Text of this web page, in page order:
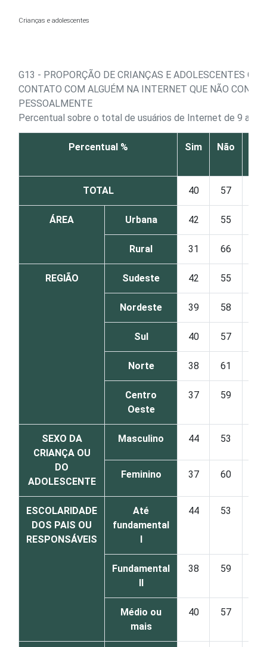
Crianças e adolescentes
G13 - PROPORÇÃO DE CRIANÇAS E ADOLESCENTES
CONTATO COM ALGUÉM NA INTERNET QUE NÃO
PESSOALMENTE
Percentual sobre o total de usuários de Internet de 9 a 17
Percentual % Sim Não
TOTAL 40 57
ÁREA Urbana 42 55
Rural 31 66
REGIÃO Sudeste 42 55
Nordeste 39 58
Sul 40 57
Norte 38 61
Centro
Oeste
37 59
SEXO DA
CRIANÇA OU
DO
ADOLESCENTE
Masculino 44 53
Feminino 37 60
ESCOLARIDADE
DOS PAIS OU
RESPONSÁVEIS
Até
fundamental
I
44 53
Fundamental
II
38 59
Médio ou
mais
40 57